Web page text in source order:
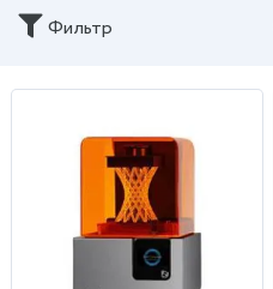
Фильтр